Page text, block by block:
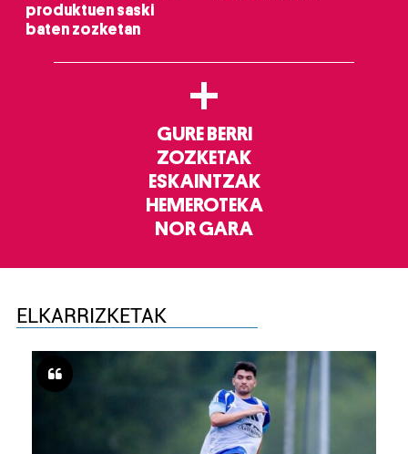
produktuen saski
baten zozketan
+
GURE BERRI
ZOZKETAK
ESKAINTZAK
HEMEROTEKA
NOR GARA
ELKARRIZKETAK